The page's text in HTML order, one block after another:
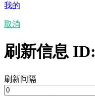
我的
取消
刷新信息 ID:
刷新间隔